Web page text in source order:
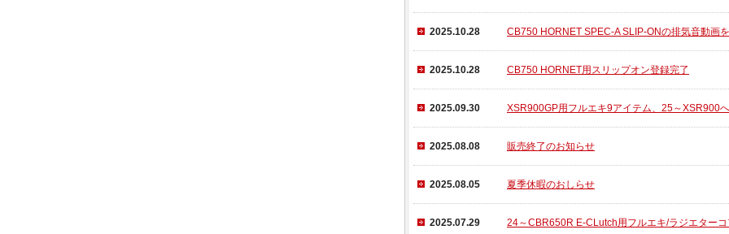
2025.10.28 CB750 HORNET SPEC-A SLIP-ONの排気音動画
2025.10.28 CB750 HORNET用スリップオン登録完了
2025.09.30 XSR900GP用フルエキ9アイテム、25～XSR900
2025.08.08 販売終了のお知らせ
2025.08.05 夏季休暇のおしらせ
2025.07.29 24～CBR650R E-CLutch用フルエキ/ラジエターコ